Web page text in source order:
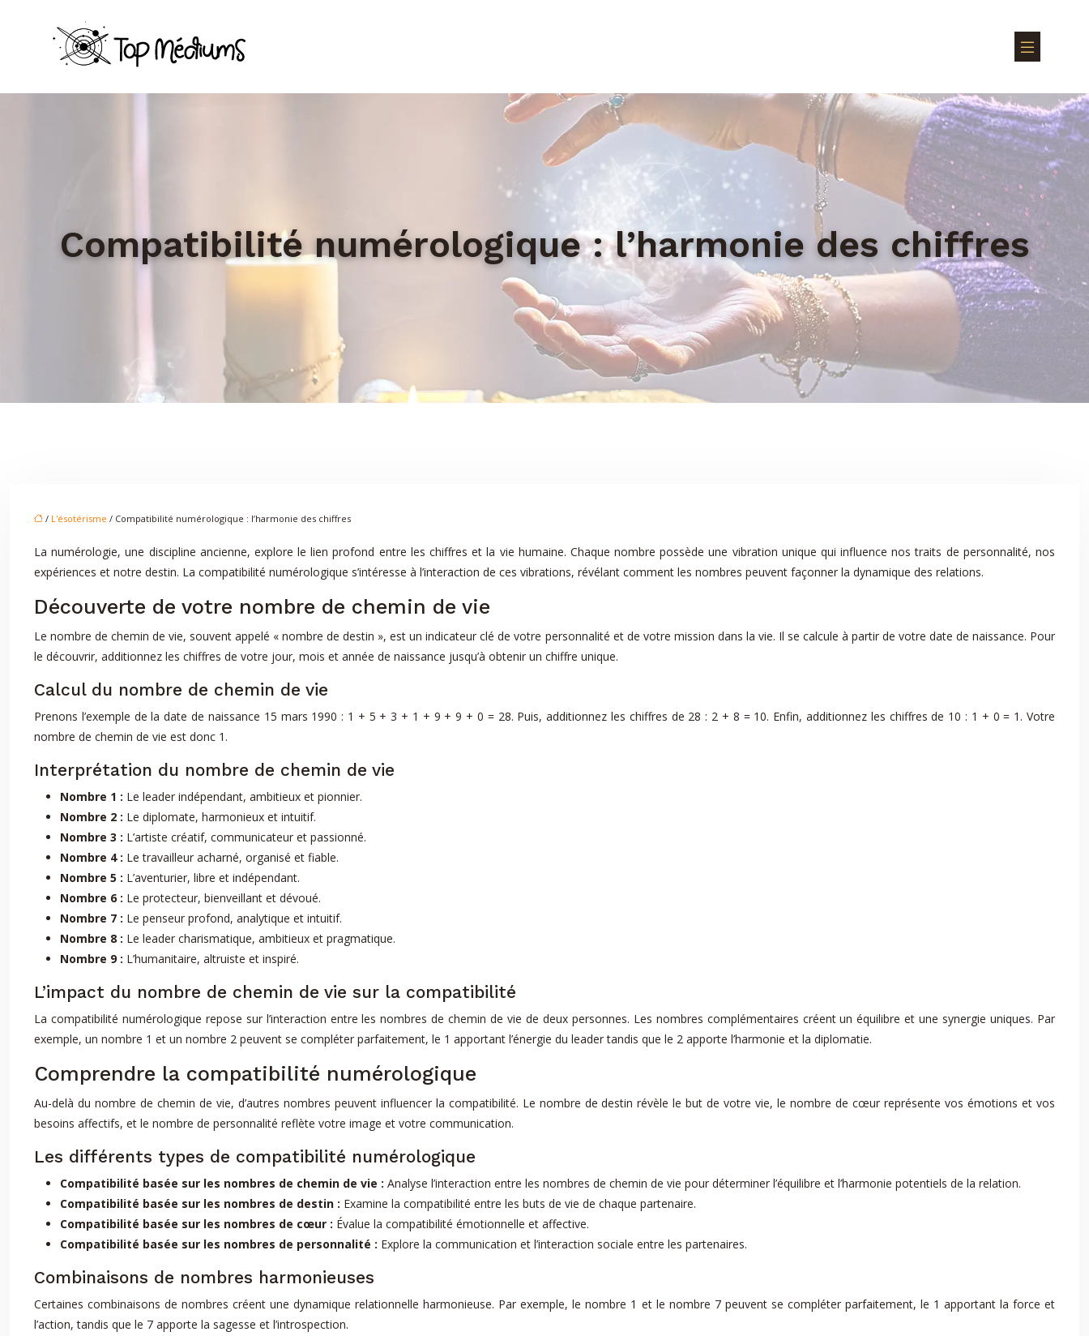
Compatibilité numérologique : l’harmonie des chiffres
/ L'ésotérisme / Compatibilité numérologique : l’harmonie des chiffres
La numérologie, une discipline ancienne, explore le lien profond entre les chiffres et la vie humaine. Chaque nombre possède une vibration unique qui influence nos traits de personnalité, nos
expériences et notre destin. La compatibilité numérologique s’intéresse à l’interaction de ces vibrations, révélant comment les nombres peuvent façonner la dynamique des relations.
Découverte de votre nombre de chemin de vie
Le nombre de chemin de vie, souvent appelé « nombre de destin », est un indicateur clé de votre personnalité et de votre mission dans la vie. Il se calcule à partir de votre date de naissance. Pour
le découvrir, additionnez les chiffres de votre jour, mois et année de naissance jusqu’à obtenir un chiffre unique.
Calcul du nombre de chemin de vie
Prenons l’exemple de la date de naissance 15 mars 1990 : 1 + 5 + 3 + 1 + 9 + 9 + 0 = 28. Puis, additionnez les chiffres de 28 : 2 + 8 = 10. Enfin, additionnez les chiffres de 10 : 1 + 0 = 1. Votre
nombre de chemin de vie est donc 1.
Interprétation du nombre de chemin de vie
Nombre 1 : Le leader indépendant, ambitieux et pionnier.
Nombre 2 : Le diplomate, harmonieux et intuitif.
Nombre 3 : L’artiste créatif, communicateur et passionné.
Nombre 4 : Le travailleur acharné, organisé et fiable.
Nombre 5 : L’aventurier, libre et indépendant.
Nombre 6 : Le protecteur, bienveillant et dévoué.
Nombre 7 : Le penseur profond, analytique et intuitif.
Nombre 8 : Le leader charismatique, ambitieux et pragmatique.
Nombre 9 : L’humanitaire, altruiste et inspiré.
L’impact du nombre de chemin de vie sur la compatibilité
La compatibilité numérologique repose sur l’interaction entre les nombres de chemin de vie de deux personnes. Les nombres complémentaires créent un équilibre et une synergie uniques. Par
exemple, un nombre 1 et un nombre 2 peuvent se compléter parfaitement, le 1 apportant l’énergie du leader tandis que le 2 apporte l’harmonie et la diplomatie.
Comprendre la compatibilité numérologique
Au-delà du nombre de chemin de vie, d’autres nombres peuvent influencer la compatibilité. Le nombre de destin révèle le but de votre vie, le nombre de cœur représente vos émotions et vos
besoins affectifs, et le nombre de personnalité reflète votre image et votre communication.
Les différents types de compatibilité numérologique
Compatibilité basée sur les nombres de chemin de vie : Analyse l’interaction entre les nombres de chemin de vie pour déterminer l’équilibre et l’harmonie potentiels de la relation.
Compatibilité basée sur les nombres de destin : Examine la compatibilité entre les buts de vie de chaque partenaire.
Compatibilité basée sur les nombres de cœur : Évalue la compatibilité émotionnelle et affective.
Compatibilité basée sur les nombres de personnalité : Explore la communication et l’interaction sociale entre les partenaires.
Combinaisons de nombres harmonieuses
Certaines combinaisons de nombres créent une dynamique relationnelle harmonieuse. Par exemple, le nombre 1 et le nombre 7 peuvent se compléter parfaitement, le 1 apportant la force et
l’action, tandis que le 7 apporte la sagesse et l’introspection.